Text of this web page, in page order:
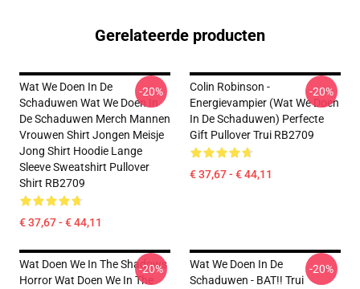
Gerelateerde producten
Wat We Doen In De
Schaduwen Wat We Doen In
De Schaduwen Merch Mannen
Vrouwen Shirt Jongen Meisje
Jong Shirt Hoodie Lange
Sleeve Sweatshirt Pullover
Shirt RB2709
€ 37,67 - € 44,11
-20%
Colin Robinson -
Energievampier (Wat We Doen
In De Schaduwen) Perfecte
Gift Pullover Trui RB2709
€ 37,67 - € 44,11
-20%
Wat Doen We In The Shadows
Horror Wat Doen We In The
-20%
Wat We Doen In De
Schaduwen - BAT!! Trui
-20%